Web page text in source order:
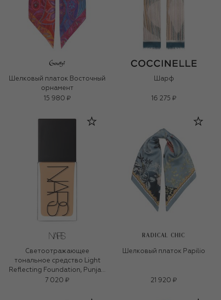
Шелковый платок Восточный
орнамент
15 980 ₽
Шарф
16 275 ₽
Светоотражающее
тональное средство Light
Reflecting Foundation, Punjab
(30ml)
7 020 ₽
RADICAL CHIC
Шелковый платок Papilio
21 920 ₽